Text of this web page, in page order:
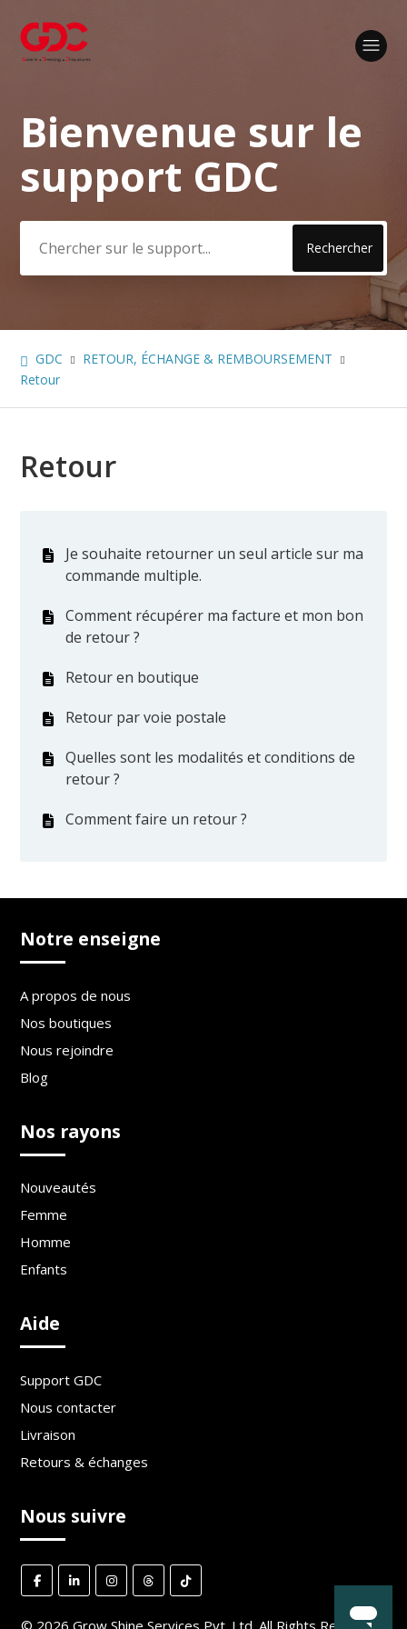
Recherche
Bienvenue sur le
support GDC
GDC
RETOUR, ÉCHANGE & REMBOURSEMENT
Retour
Retour
Je souhaite retourner un seul article sur ma
commande multiple.
Comment récupérer ma facture et mon bon
de retour ?
Retour en boutique
Retour par voie postale
Quelles sont les modalités et conditions de
retour ?
Comment faire un retour ?
Notre enseigne
A propos de nous
Nos boutiques
Nous rejoindre
Blog
Nos rayons
Nouveautés
Femme
Homme
Enfants
Aide
Support GDC
Nous contacter
Livraison
Retours & échanges
Nous suivre
© 2026 Grow Shine Services Pvt. Ltd. All Rights Reserved.